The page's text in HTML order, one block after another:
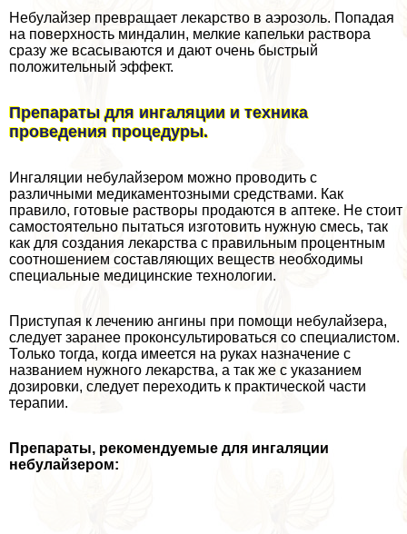
Небулайзер превращает лекарство в аэрозоль. Попадая
на поверхность миндалин, мелкие капельки раствора
сразу же всасываются и дают очень быстрый
положительный эффект.
Препараты для ингаляции и техника
проведения процедуры.
Ингаляции небулайзером можно проводить с
различными медикаментозными средствами. Как
правило, готовые растворы продаются в аптеке. Не стоит
самостоятельно пытаться изготовить нужную смесь, так
как для создания лекарства с правильным процентным
соотношением составляющих веществ необходимы
специальные медицинские технологии.
Приступая к лечению ангины при помощи небулайзера,
следует заранее проконсультироваться со специалистом.
Только тогда, когда имеется на руках назначение с
названием нужного лекарства, а так же с указанием
дозировки, следует переходить к пpaктической части
терапии.
Препараты, рекомендуемые для ингаляции
небулайзером: